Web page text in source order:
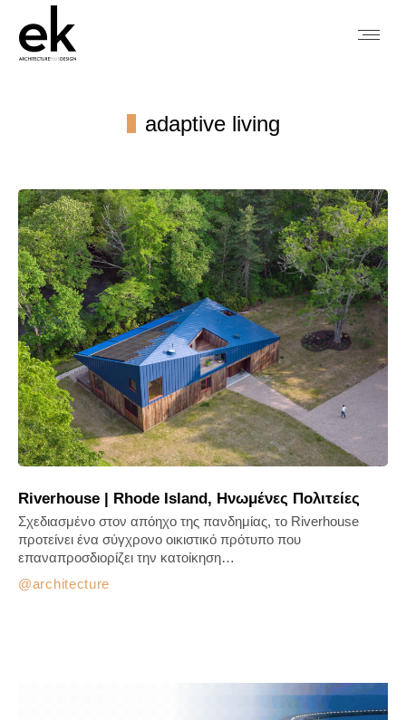
adaptive living
Riverhouse | Rhode Island, Ηνωμένες Πολιτείες
architecture
Σχεδιασμένο στον απόηχο της πανδημίας, το Riverhouse
προτείνει ένα σύγχρονο οικιστικό πρότυπο που
επαναπροσδιορίζει την κατοίκηση…